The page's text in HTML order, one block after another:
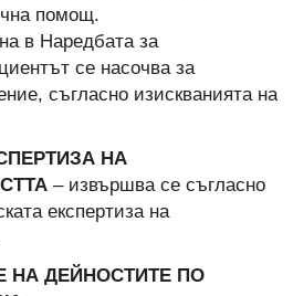
помощ.
в Наредбата за
се насочва за
съгласно изискванията на
НА
– извършва се съгласно
експертиза на
НА ДЕЙНОСТИТЕ ПО